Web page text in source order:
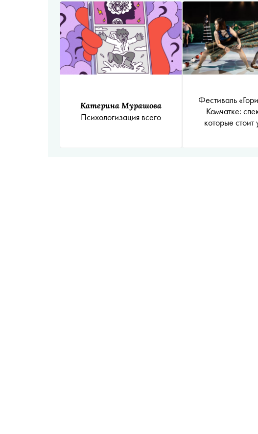
Катерина Мурашова
Психологизация всего
Фестиваль
Камчатке:
которые стоит